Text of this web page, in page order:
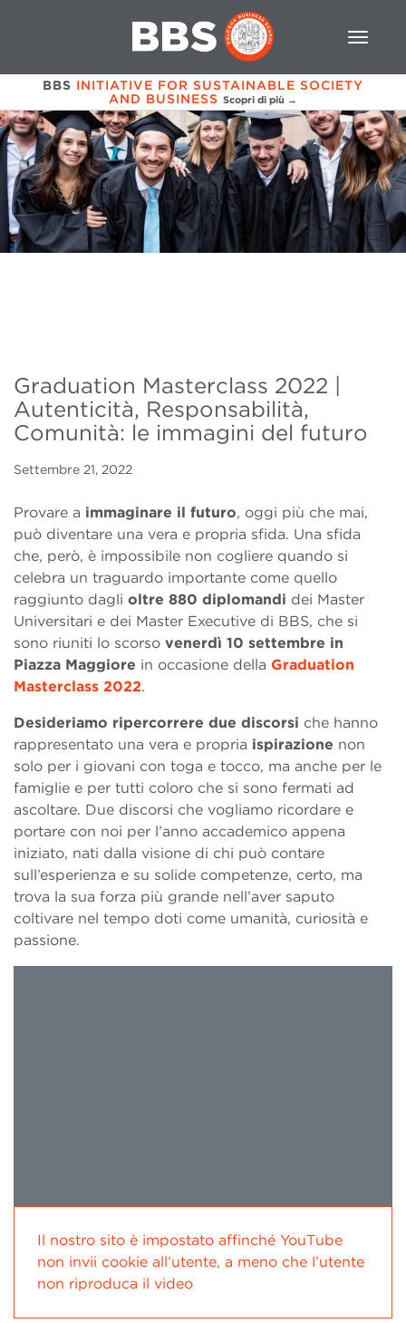
BBS INITIATIVE FOR SUSTAINABLE SOCIETY
AND BUSINESS Scopri di più →
Graduation Masterclass 2022 |
Autenticità, Responsabilità,
Comunità: le immagini del futuro
Settembre 21, 2022
Provare a immaginare il futuro, oggi più che mai,
può diventare una vera e propria sfida. Una sfida
che, però, è impossibile non cogliere quando si
celebra un traguardo importante come quello
raggiunto dagli oltre 880 diplomandi dei Master
Universitari e dei Master Executive di BBS, che si
sono riuniti lo scorso venerdì 10 settembre in
Piazza Maggiore in occasione della Graduation
Masterclass 2022.
Desideriamo ripercorrere due discorsi che hanno
rappresentato una vera e propria ispirazione non
solo per i giovani con toga e tocco, ma anche per le
famiglie e per tutti coloro che si sono fermati ad
ascoltare. Due discorsi che vogliamo ricordare e
portare con noi per l’anno accademico appena
iniziato, nati dalla visione di chi può contare
sull’esperienza e su solide competenze, certo, ma
trova la sua forza più grande nell’aver saputo
coltivare nel tempo doti come umanità, curiosità e
passione.
Il nostro sito è impostato affinché YouTube
non invii cookie all’utente, a meno che l’utente
non riproduca il video